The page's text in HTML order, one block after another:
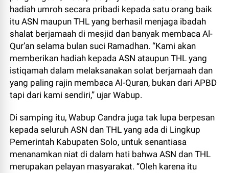
hadiah umroh secara pribadi kepada satu orang baik
itu ASN maupun THL yang berhasil menjaga ibadah
shalat berjamaah di mesjid dan banyak membaca Al-
Qur’an selama bulan suci Ramadhan. “Kami akan
memberikan hadiah kepada ASN ataupun THL yang
istiqamah dalam melaksanakan solat berjamaah dan
yang paling rajin membaca Al-Quran, bukan dari APBD
tapi dari kami sendiri,” ujar Wabup.
Di samping itu, Wabup Candra juga tak lupa berpesan
kepada seluruh ASN dan THL yang ada di Lingkup
Pemerintah Kabupaten Solo, untuk senantiasa
menanamkan niat di dalam hati bahwa ASN dan THL
merupakan pelayan masyarakat. “Oleh karena itu